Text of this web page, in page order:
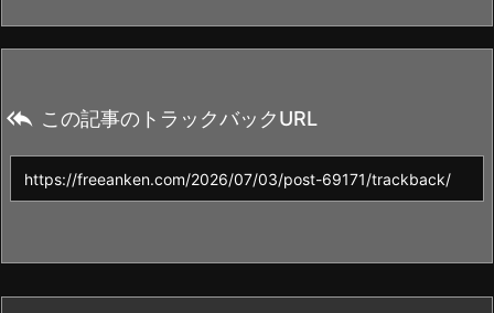
 この記事のトラックバックURL